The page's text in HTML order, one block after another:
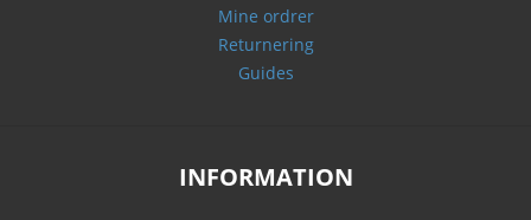
Mine ordrer
Returnering
Guides
INFORMATION